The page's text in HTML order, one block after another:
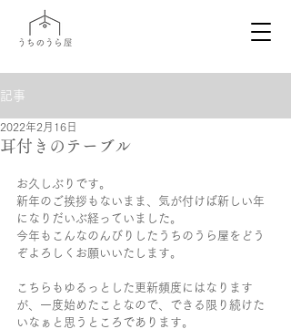
記事
耳付きのテーブル
2022年2月16日
お久しぶりです。
新年のご挨拶もないまま、気が付けば新しい年
になりだいぶ経っていました。
今年もこんなのんびりしたうちのうら屋をどう
ぞよろしくお願いいたします。
こちらもゆるっとした更新頻度にはなります
が、一度始めたことなので、できる限り続けた
いなぁと思うところであります。